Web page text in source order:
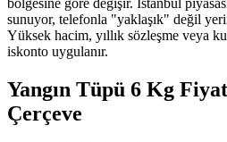
sunuyor, telefonla "yaklaşık" değil
Yüksek hacim, yıllık sözleşme veya
iskonto uygulanır.
Yangın Tüpü 6 Kg
Çerçeve